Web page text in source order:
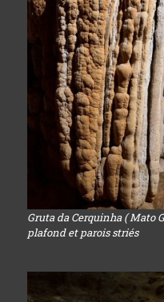
Gruta da Cerquinha ( Mato
plafond et parois striés